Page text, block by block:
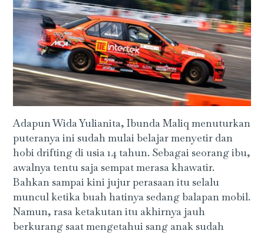
Adapun Wida Yulianita, Ibunda Maliq menuturkan
puteranya ini sudah mulai belajar menyetir dan
hobi drifting di usia 14 tahun. Sebagai seorang ibu,
awalnya tentu saja sempat merasa khawatir.
Bahkan sampai kini jujur perasaan itu selalu
muncul ketika buah hatinya sedang balapan mobil.
Namun, rasa ketakutan itu akhirnya jauh
berkurang saat mengetahui sang anak sudah